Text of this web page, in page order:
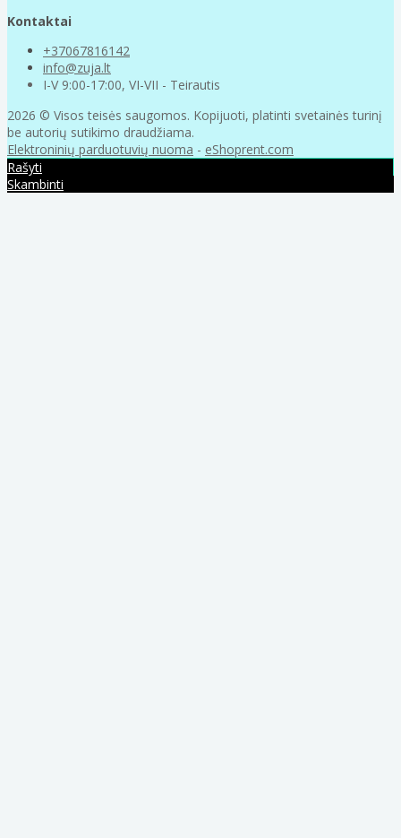
Kontaktai
+37067816142
info@zuja.lt
I-V 9:00-17:00, VI-VII - Teirautis
2026 © Visos teisės saugomos. Kopijuoti, platinti svetainės turinį
be autorių sutikimo draudžiama.
Elektroninių parduotuvių nuoma - eShoprent.com
Rašyti
Skambinti